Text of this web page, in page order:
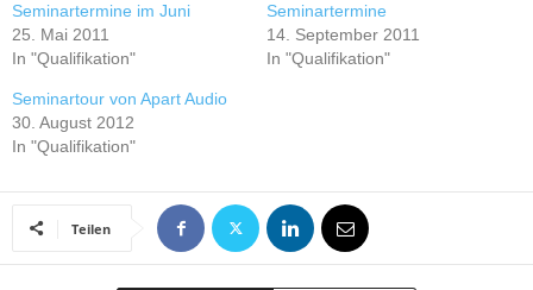
Seminartermine im Juni
25. Mai 2011
In "Qualifikation"
Seminartermine
14. September 2011
In "Qualifikation"
Seminartour von Apart Audio
30. August 2012
In "Qualifikation"
Teilen